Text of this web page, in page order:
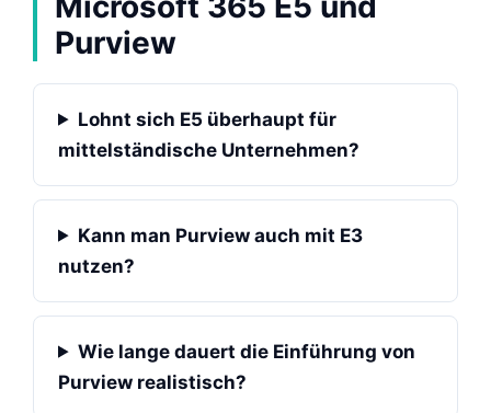
Purview
Lohnt sich E5 überhaupt für
mittelständische Unternehmen?
Kann man Purview auch mit E3
nutzen?
Wie lange dauert die Einführung von
Purview realistisch?